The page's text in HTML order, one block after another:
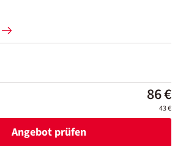
86 €
43 €
Angebot prüfen